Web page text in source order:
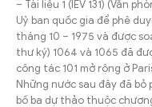
– Tài liệu 1 (IEV 131) (Văn
Uỷ ban quốc gia để phê
tháng 10 – 1975 và được
thư ký) 1064 và 1065 đã
công tác 101 mở rộng ở
Những nước sau đây đã
bố ba dự thảo thuộc